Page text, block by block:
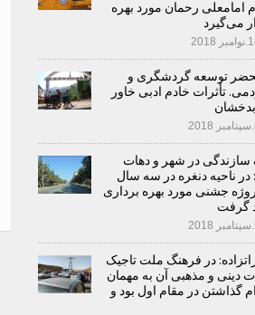
امامعلی رحمان مورد بهره
می‌گیرد
توسعه گردشگری و
تأثرات خادم ادبی خاور
سازندگی در شهر و دهات
در ناحیه دنغره در سه سال
190 پروژه جشنی مورد بهره برداری
گرفت
در فرهنگ ملت تاجیک
دینی و مذهبی آن به مهمان
گذاشتن در مقام اول بود و